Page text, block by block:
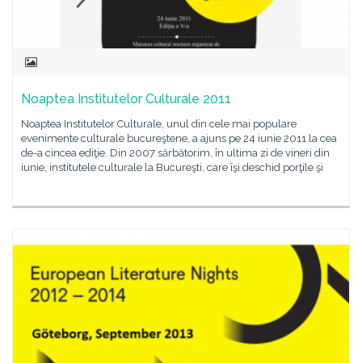
Noaptea Institutelor Culturale 2011
Noaptea Institutelor Culturale, unul din cele mai populare
evenimente culturale bucureştene, a ajuns pe 24 iunie 2011 la cea
de-a cincea ediţie. Din 2007 sărbătorim, în ultima zi de vineri din
iunie, institutele culturale la Bucureşti, care îşi deschid porţile şi